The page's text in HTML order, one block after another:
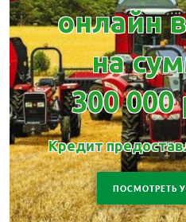
онлайн
на
300
Кредит
ПОСМОТРЕТЬ